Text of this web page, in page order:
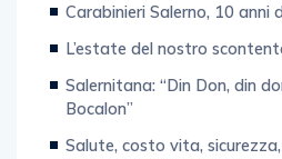
L’estate del nostro
Salernitana: “Din Don, din
Bocalon”
Salute, costo vita,
nostre priorità cambiano